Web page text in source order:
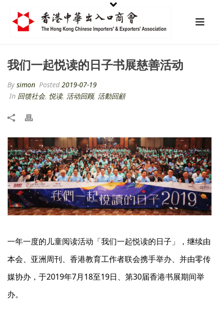
我们一起悦读的日子书展慈善活动
By simon Posted2019-07-19
In 回馈社会, 悦读, 活动回顾, 活動回顧
一年一度的儿童阅读活动「我们一起悦读的日子」，继续由
本会、亚洲周刊、香港教育工作者联会携手举办、并由零传
媒协办，于2019年7月18至19日、第30届香港书展期间举
办。